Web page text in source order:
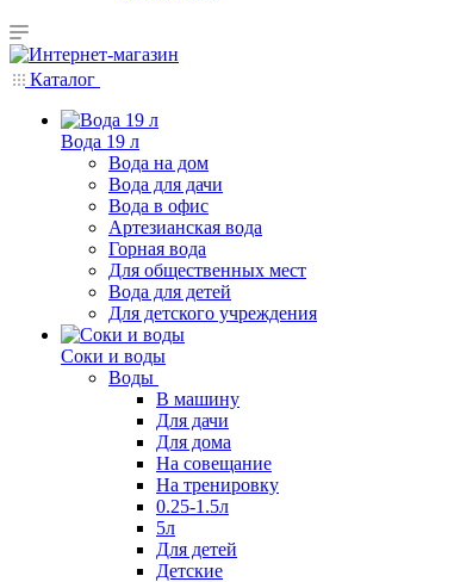
Каталог
Вода 19 л
Вода на дом
Вода для дачи
Вода в офис
Артезианская вода
Горная вода
Для общественных мест
Вода для детей
Для детского учреждения
Соки и воды
Воды
В машину
Для дачи
Для дома
На совещание
На тренировку
0.25-1.5л
5л
Для детей
Детские